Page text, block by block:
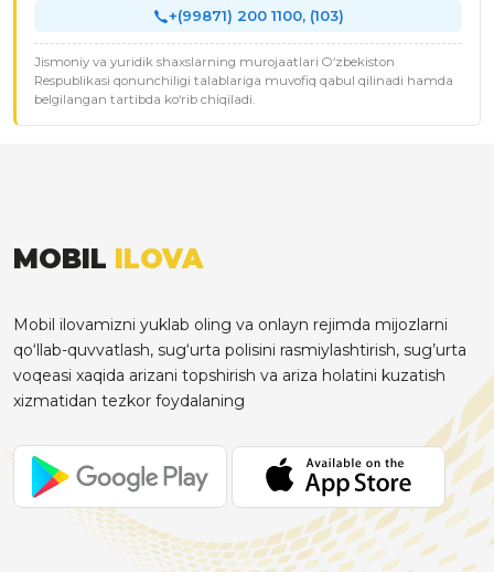
+(99871) 200 1100, (103)
Jismoniy va yuridik shaxslarning murojaatlari O‘zbekiston
Respublikasi qonunchiligi talablariga muvofiq qabul qilinadi hamda
belgilangan tartibda ko‘rib chiqiladi.
MOBIL ILOVA
Mobil ilovamizni yuklab oling va onlayn rejimda mijozlarni
qo‘llab-quvvatlash, sug‘urta polisini rasmiylashtirish, sug’urta
voqeasi xaqida arizani topshirish va ariza holatini kuzatish
xizmatidan tezkor foydalaning